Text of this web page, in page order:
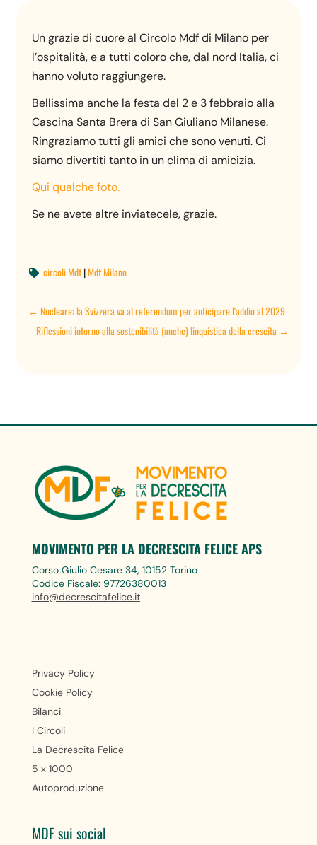
Un grazie di cuore al Circolo Mdf di Milano per
l’ospitalità, e a tutti coloro che, dal nord Italia, ci
hanno voluto raggiungere.
Bellissima anche la festa del 2 e 3 febbraio alla
Cascina Santa Brera di San Giuliano Milanese.
Ringraziamo tutti gli amici che sono venuti. Ci
siamo divertiti tanto in un clima di amicizia.
Qui qualche foto.
Se ne avete altre inviatecele, grazie.
 circoli Mdf|Mdf Milano
←Nucleare: la Svizzera va al referendum per anticipare l'addio al 2029
Riflessioni intorno alla sostenibilità (anche) linquistica della crescita →
MOVIMENTO PER LA DECRESCITA FELICE APS
Corso Giulio Cesare 34, 10152 Torino
Codice Fiscale: 97726380013
info@decrescitafelice.it
Privacy Policy
Cookie Policy
Bilanci
I Circoli
La Decrescita Felice
5 x 1000
Autoproduzione
MDF sui social